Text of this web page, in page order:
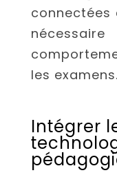
connectées
les examens.
Intégrer